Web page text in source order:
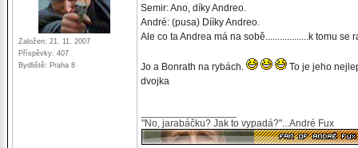
Založen: 21. 11. 2007
Příspěvky: 407
Bydliště: Praha 8
Semir: Ano, díky Andreo.
André: (pusa) Dííky Andreo.
Ale co ta Andrea má na sobě..................k tomu
Jo a Bonrath na rybách.
To je jeho
dvojka
"No, jarabáčku? Jak to vypadá?"...André Fux